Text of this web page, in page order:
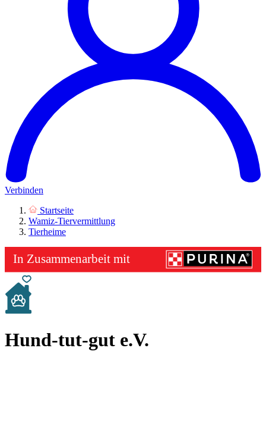
Verbinden
Startseite
Wamiz-Tiervermittlung
Tierheime
Hund-tut-gut e.V.